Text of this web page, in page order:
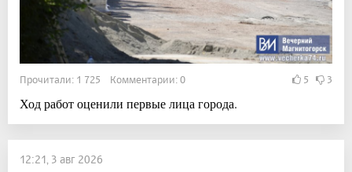
Прочитали: 1 725 Комментарии: 0 5 3
Ход работ оценили первые лица города.
12:21, 3 авг 2026